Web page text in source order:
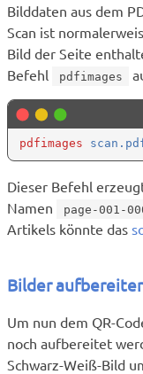
Bilddaten aus dem
Scan ist
Bild der Seite
Befehl
pdfimages
pdfimages
Dieser Befehl
Namen
page-001-
Artikels könnte das
Bilder
Um nun dem QR-
noch aufbereitet
Schwarz-Weiß-Bild